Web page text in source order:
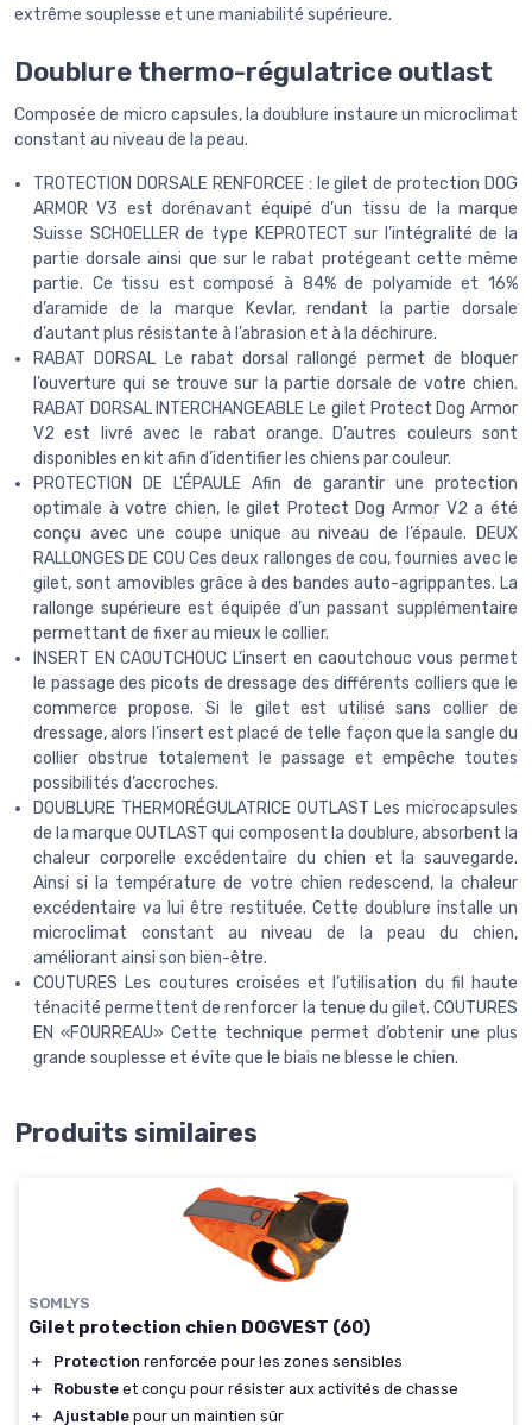
extrême souplesse et une maniabilité supérieure.
Doublure thermo-régulatrice outlast
Composée de micro capsules, la doublure instaure un microclimat
constant au niveau de la peau.
TROTECTION DORSALE RENFORCEE : le gilet de protection DOG
ARMOR V3 est dorénavant équipé d’un tissu de la marque
Suisse SCHOELLER de type KEPROTECT sur l’intégralité de la
partie dorsale ainsi que sur le rabat protégeant cette même
partie. Ce tissu est composé à 84% de polyamide et 16%
d’aramide de la marque Kevlar, rendant la partie dorsale
d’autant plus résistante à l’abrasion et à la déchirure.
RABAT DORSAL Le rabat dorsal rallongé permet de bloquer
l’ouverture qui se trouve sur la partie dorsale de votre chien.
RABAT DORSAL INTERCHANGEABLE Le gilet Protect Dog Armor
V2 est livré avec le rabat orange. D’autres couleurs sont
disponibles en kit afin d’identifier les chiens par couleur.
PROTECTION DE L’ÉPAULE Afin de garantir une protection
optimale à votre chien, le gilet Protect Dog Armor V2 a été
conçu avec une coupe unique au niveau de l’épaule. DEUX
RALLONGES DE COU Ces deux rallonges de cou, fournies avec le
gilet, sont amovibles grâce à des bandes auto-agrippantes. La
rallonge supérieure est équipée d’un passant supplémentaire
permettant de fixer au mieux le collier.
INSERT EN CAOUTCHOUC L’insert en caoutchouc vous permet
le passage des picots de dressage des différents colliers que le
commerce propose. Si le gilet est utilisé sans collier de
dressage, alors l’insert est placé de telle façon que la sangle du
collier obstrue totalement le passage et empêche toutes
possibilités d’accroches.
DOUBLURE THERMORÉGULATRICE OUTLAST Les microcapsules
de la marque OUTLAST qui composent la doublure, absorbent la
chaleur corporelle excédentaire du chien et la sauvegarde.
Ainsi si la température de votre chien redescend, la chaleur
excédentaire va lui être restituée. Cette doublure installe un
microclimat constant au niveau de la peau du chien,
améliorant ainsi son bien-être.
COUTURES Les coutures croisées et l’utilisation du fil haute
ténacité permettent de renforcer la tenue du gilet. COUTURES
EN «FOURREAU» Cette technique permet d’obtenir une plus
grande souplesse et évite que le biais ne blesse le chien.
Produits similaires
SOMLYS
Gilet protection chien DOGVEST (60)
＋ Protection renforcée pour les zones sensibles
＋
Robuste et conçu pour résister aux activités de chasse
＋
Ajustable pour un maintien sûr